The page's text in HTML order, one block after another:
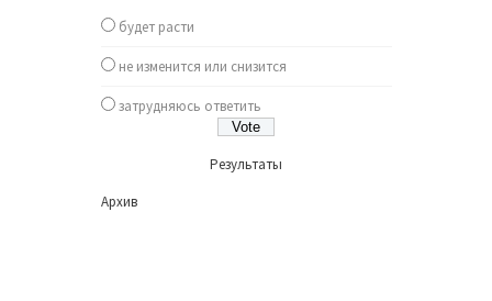
будет расти
не изменится или снизится
затрудняюсь ответить
Результаты
Архив